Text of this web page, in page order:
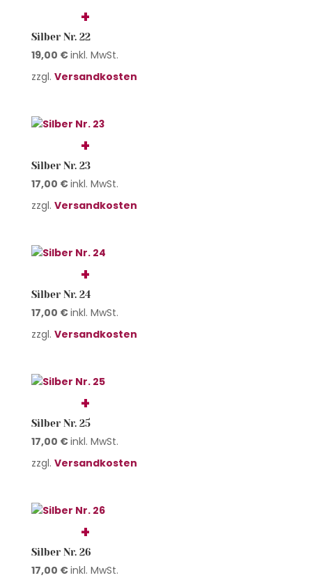
Silber Nr. 22
19,00 €inkl. MwSt.
zzgl. Versandkosten
Silber Nr. 23
17,00 €inkl. MwSt.
zzgl. Versandkosten
Silber Nr. 24
17,00 €inkl. MwSt.
zzgl. Versandkosten
Silber Nr. 25
17,00 €inkl. MwSt.
zzgl. Versandkosten
Silber Nr. 26
17,00 €inkl. MwSt.